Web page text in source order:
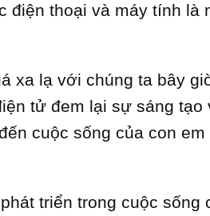
điện thoại và máy tính
xa lạ với chúng ta bây
tử đem lại sự sáng
cuộc sống của con
triển trong cuộc